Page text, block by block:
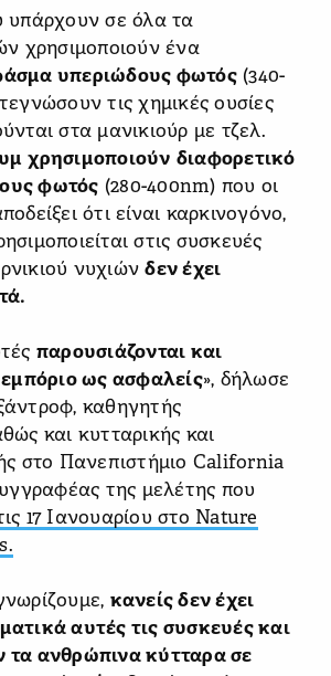
υπάρχουν σε όλα τα
χρησιμοποιούν ένα
υπεριώδους φωτός(340-
τις χημικές ουσίες
στα μανικιούρ με τζελ.
χρησιμοποιούν διαφορετικό
φωτός (280-400nm) που οι
ότι είναι καρκινογόνο,
στις συσκευές
νυχιώνδεν έχει
παρουσιάζονται και
εμπόριο ως ασφαλείς», δήλωσε
καθηγητής
και κυτταρικής και
στο Πανεπιστήμιο California
της μελέτης που
17 Ιανουαρίου στο Nature
κανείς δεν έχει
αυτές τις συσκευές και
τα ανθρώπινα κύτταρα σε